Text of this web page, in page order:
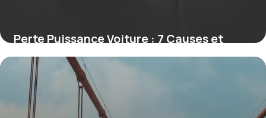
Perte Puissance Voiture : 7 Causes et
Solutions
22 juin 2026